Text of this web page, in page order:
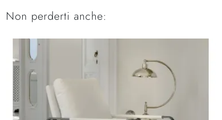
Non perderti anche: